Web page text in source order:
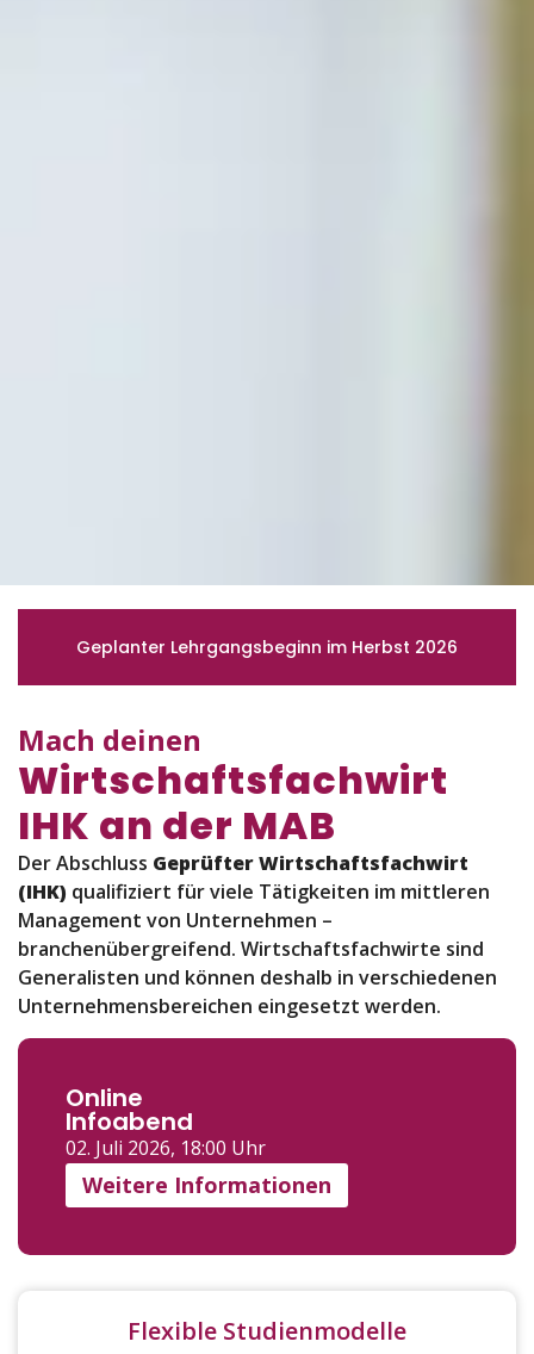
Geplanter Lehrgangsbeginn im Herbst 2026
Mach deinen
Wirtschaftsfachwirt
IHK an der MAB
Der Abschluss Geprüfter Wirtschaftsfachwirt
(IHK) qualifiziert für viele Tätigkeiten im mittleren
Management von Unternehmen –
branchenübergreifend. Wirtschaftsfachwirte sind
Generalisten und können deshalb in verschiedenen
Unternehmensbereichen eingesetzt werden.
Online
Infoabend
02. Juli 2026, 18:00 Uhr
Weitere Informationen
Flexible Studienmodelle